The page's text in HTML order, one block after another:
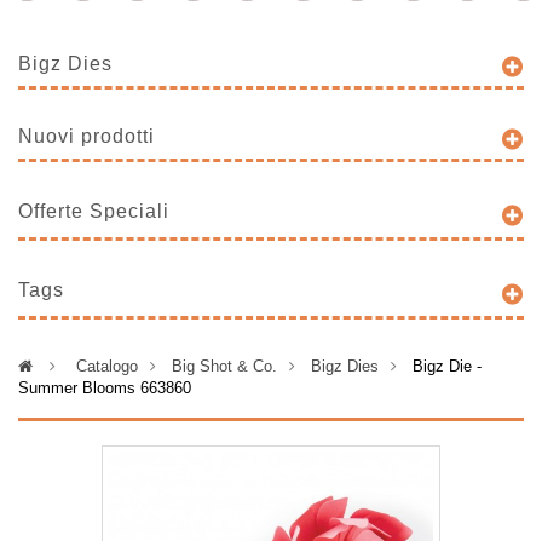
Bigz Dies
Nuovi prodotti
Offerte Speciali
Tags
> Catalogo > Big Shot & Co. > Bigz Dies >
Bigz Die -
Summer Blooms 663860